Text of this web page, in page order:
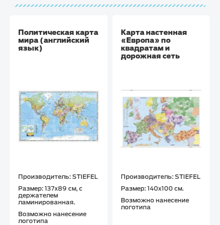
Политическая карта
мира (английский
язык)
Производитель: STIEFEL
Размер: 137х89 см, с
держателем
ламинированная.
Возможно нанесение
логотипа
Карта настенная
«Европа» по
квадратам и
дорожная сеть
Производитель: STIEFEL
Размер: 140х100 см.
Возможно нанесение
логотипа